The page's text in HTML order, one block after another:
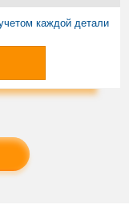
каждой детали